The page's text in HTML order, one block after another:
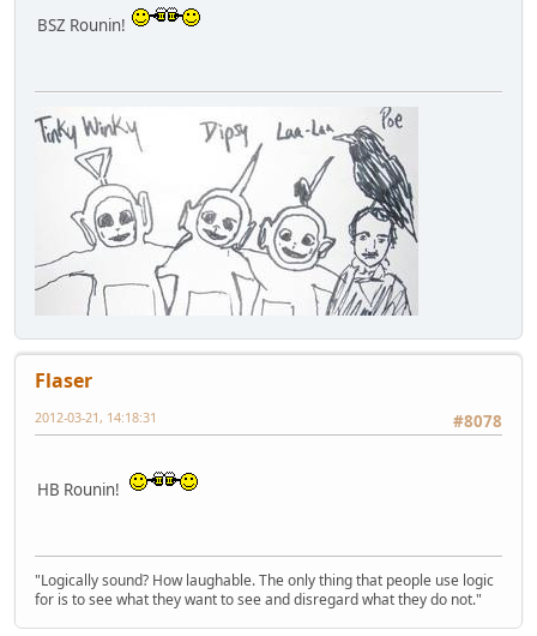
BSZ Rounin!
Flaser
#8078
2012-03-21, 14:18:31
HB Rounin!
"Logically sound? How laughable. The only thing that people use logic
for is to see what they want to see and disregard what they do not."